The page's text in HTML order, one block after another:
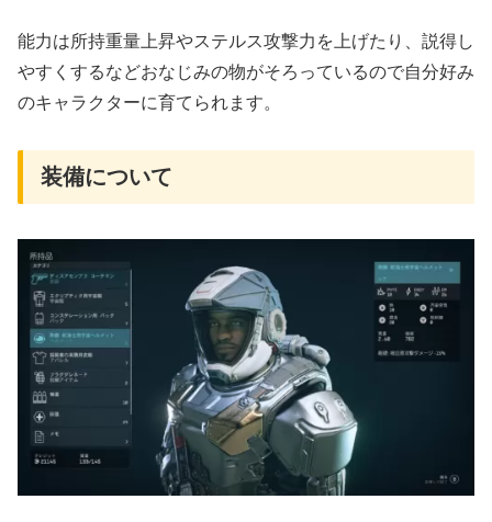
能力は所持重量上昇やステルス攻撃力を上げたり、説得し
やすくするなどおなじみの物がそろっているので自分好み
のキャラクターに育てられます。
装備について